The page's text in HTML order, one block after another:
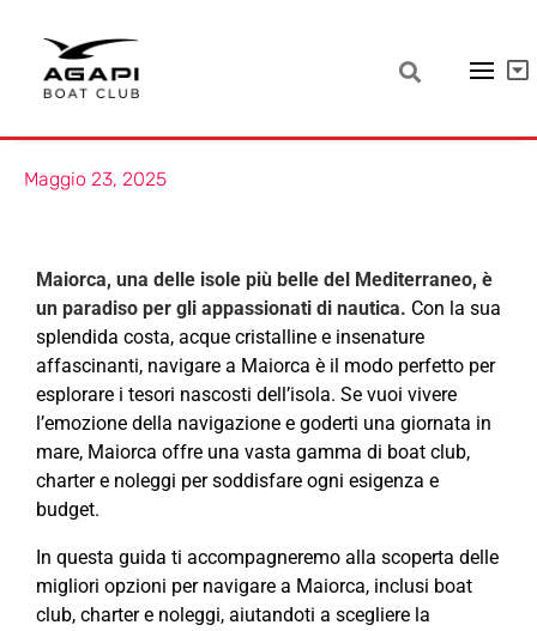
Navigare a Maiorca – Boat Club,
Maggio 23, 2025
Maiorca, una delle isole più belle del Mediterraneo, è
un paradiso per gli appassionati di nautica. Con la sua
splendida costa, acque cristalline e insenature
affascinanti, navigare a Maiorca è il modo perfetto per
esplorare i tesori nascosti dell’isola. Se vuoi vivere
l’emozione della navigazione e goderti una giornata in
mare, Maiorca offre una vasta gamma di boat club,
charter e noleggi per soddisfare ogni esigenza e
budget.
In questa guida ti accompagneremo alla scoperta delle
migliori opzioni per navigare a Maiorca, inclusi boat
club, charter e noleggi, aiutandoti a scegliere la